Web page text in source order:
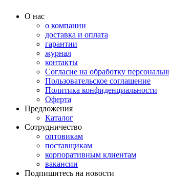
О нас
о компании
доставка и оплата
гарантии
журнал
контакты
Согласие на обработку
Пользовательское соглашение
Политика конфиденциальности
Оферта
Предложения
Каталог
Сотрудничество
оптовикам
поставщикам
корпоративным клиентам
вакансии
Подпишитесь на новости